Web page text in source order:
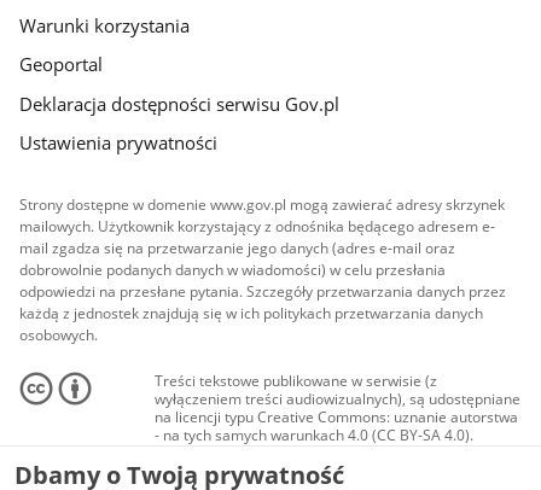
Warunki korzystania
Geoportal
Deklaracja dostępności serwisu Gov.pl
Ustawienia prywatności
Strony dostępne w domenie www.gov.pl mogą zawierać adresy skrzynek
mailowych. Użytkownik korzystający z odnośnika będącego adresem e-
mail zgadza się na przetwarzanie jego danych (adres e-mail oraz
dobrowolnie podanych danych w wiadomości) w celu przesłania
odpowiedzi na przesłane pytania. Szczegóły przetwarzania danych przez
każdą z jednostek znajdują się w ich politykach przetwarzania danych
osobowych.
Treści tekstowe publikowane w serwisie (z
wyłączeniem treści audiowizualnych), są udostępniane
na licencji typu Creative Commons: uznanie autorstwa
- na tych samych warunkach 4.0 (CC BY-SA 4.0).
Materiały audiowizualne, w tym zdjęcia, materiały
audio i wideo, są udostępniane na licencji typu
Dbamy o Twoją prywatność